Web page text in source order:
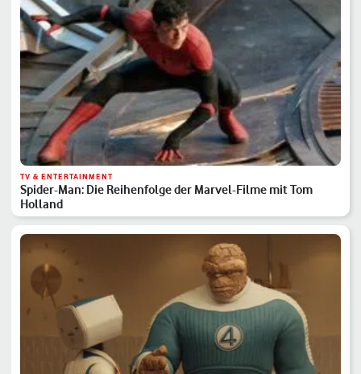
TV & ENTERTAINMENT
Spider-Man: Die Reihenfolge der Marvel-Filme mit Tom
Holland